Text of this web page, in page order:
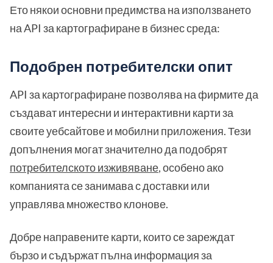
Ето някои основни предимства на използването
на API за картографиране в бизнес среда:
Подобрен потребителски опит
API за картографиране позволява на фирмите да
създават интересни и интерактивни карти за
своите уебсайтове и мобилни приложения. Тези
допълнения могат значително да подобрят
потребителското изживяване, особено ако
компанията се занимава с доставки или
управлява множество клонове.
Добре направените карти, които се зареждат
бързо и съдържат пълна информация за